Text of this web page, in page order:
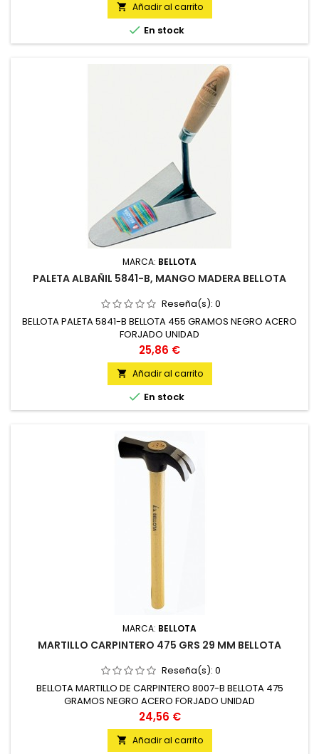
 Añadir al carrito
 En stock
MARCA: BELLOTA
PALETA ALBAÑIL 5841-B, MANGO MADERA BELLOTA
Reseña(s): 0
BELLOTA PALETA 5841-B BELLOTA 455 GRAMOS NEGRO ACERO
FORJADO UNIDAD
Precio
25,86 €
 Añadir al carrito
 En stock
MARCA: BELLOTA
MARTILLO CARPINTERO 475 GRS 29 MM BELLOTA
Reseña(s): 0
BELLOTA MARTILLO DE CARPINTERO 8007-B BELLOTA 475
GRAMOS NEGRO ACERO FORJADO UNIDAD
Precio
24,56 €
 Añadir al carrito